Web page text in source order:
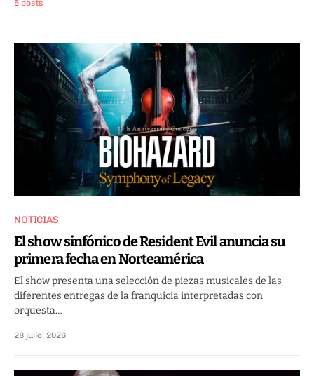
5 posts
NOTICIAS
El show sinfónico de Resident Evil anuncia su
primera fecha en Norteamérica
El show presenta una selección de piezas musicales de las
diferentes entregas de la franquicia interpretadas con
orquesta…
28 julio, 2026